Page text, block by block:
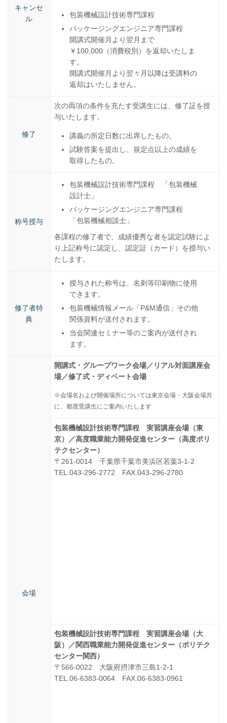
キャンセ
ル
包装機械設計技術専門課程
パッケージングエンジニア専門課程
開講式開催月より翌月まで
￥100,000（消費税別）を返却いたしま
す。
開講式開催月より翌々月以降は受講料の
返却はいたしません。
修了
次の両項の条件を充たす受講生には、修了証を授
与いたします。
講義の所定日数に出席したもの。
試験答案を提出し、規定点以上の成績を
取得したもの。
称号授与
包装機械設計技術専門課程 「包装機械
設計士」
パッケージングエンジニア専門課程
「包装機械相談士」
各課程の修了者で、成績優秀な者を認定試験によ
り上記称号に認定し、認定証（カード）を授与い
たします。
修了者特
典
授与された称号は、名刺等印刷物に使用
できます。
包装機械情報メール「P&M通信」その他
関係資料が送付されます。
当会関連セミナー等のご案内が送付され
ます。
会場
開講式・グループワーク会場／リアル対面講座会
場／修了式・ディベート会場
※会場名および開催場所については東京会場・大阪会場共
に、都度受講生にご案内いたします
包装機械設計技術専門課程 実習講座会場（東
京）／高度職業能力開発促進センター（高度ポリ
テクセンター）
〒261-0014 千葉県千葉市美浜区若葉3-1-2
TEL.043-296-2772 FAX.043-296-2780
包装機械設計技術専門課程 実習講座会場（大
阪）／関西職業能力開発促進センター（ポリテク
センター関西）
〒566-0022 大阪府摂津市三島1-2-1
TEL.06-6383-0064 FAX.06-6383-0961